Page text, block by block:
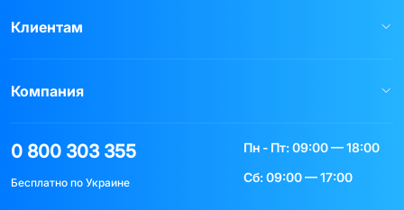
Клиентам
Компания
0 800 303 355
Бесплатно по Украине
Пн - Пт: 09:00 — 18:00
Сб: 09:00 — 17:00